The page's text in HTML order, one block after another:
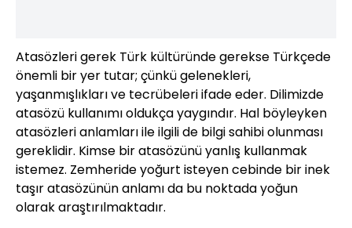
Atasözleri gerek Türk kültüründe gerekse Türkçede
önemli bir yer tutar; çünkü gelenekleri,
yaşanmışlıkları ve tecrübeleri ifade eder. Dilimizde
atasözü kullanımı oldukça yaygındır. Hal böyleyken
atasözleri anlamları ile ilgili de bilgi sahibi olunması
gereklidir. Kimse bir atasözünü yanlış kullanmak
istemez. Zemheride yoğurt isteyen cebinde bir inek
taşır atasözünün anlamı da bu noktada yoğun
olarak araştırılmaktadır.